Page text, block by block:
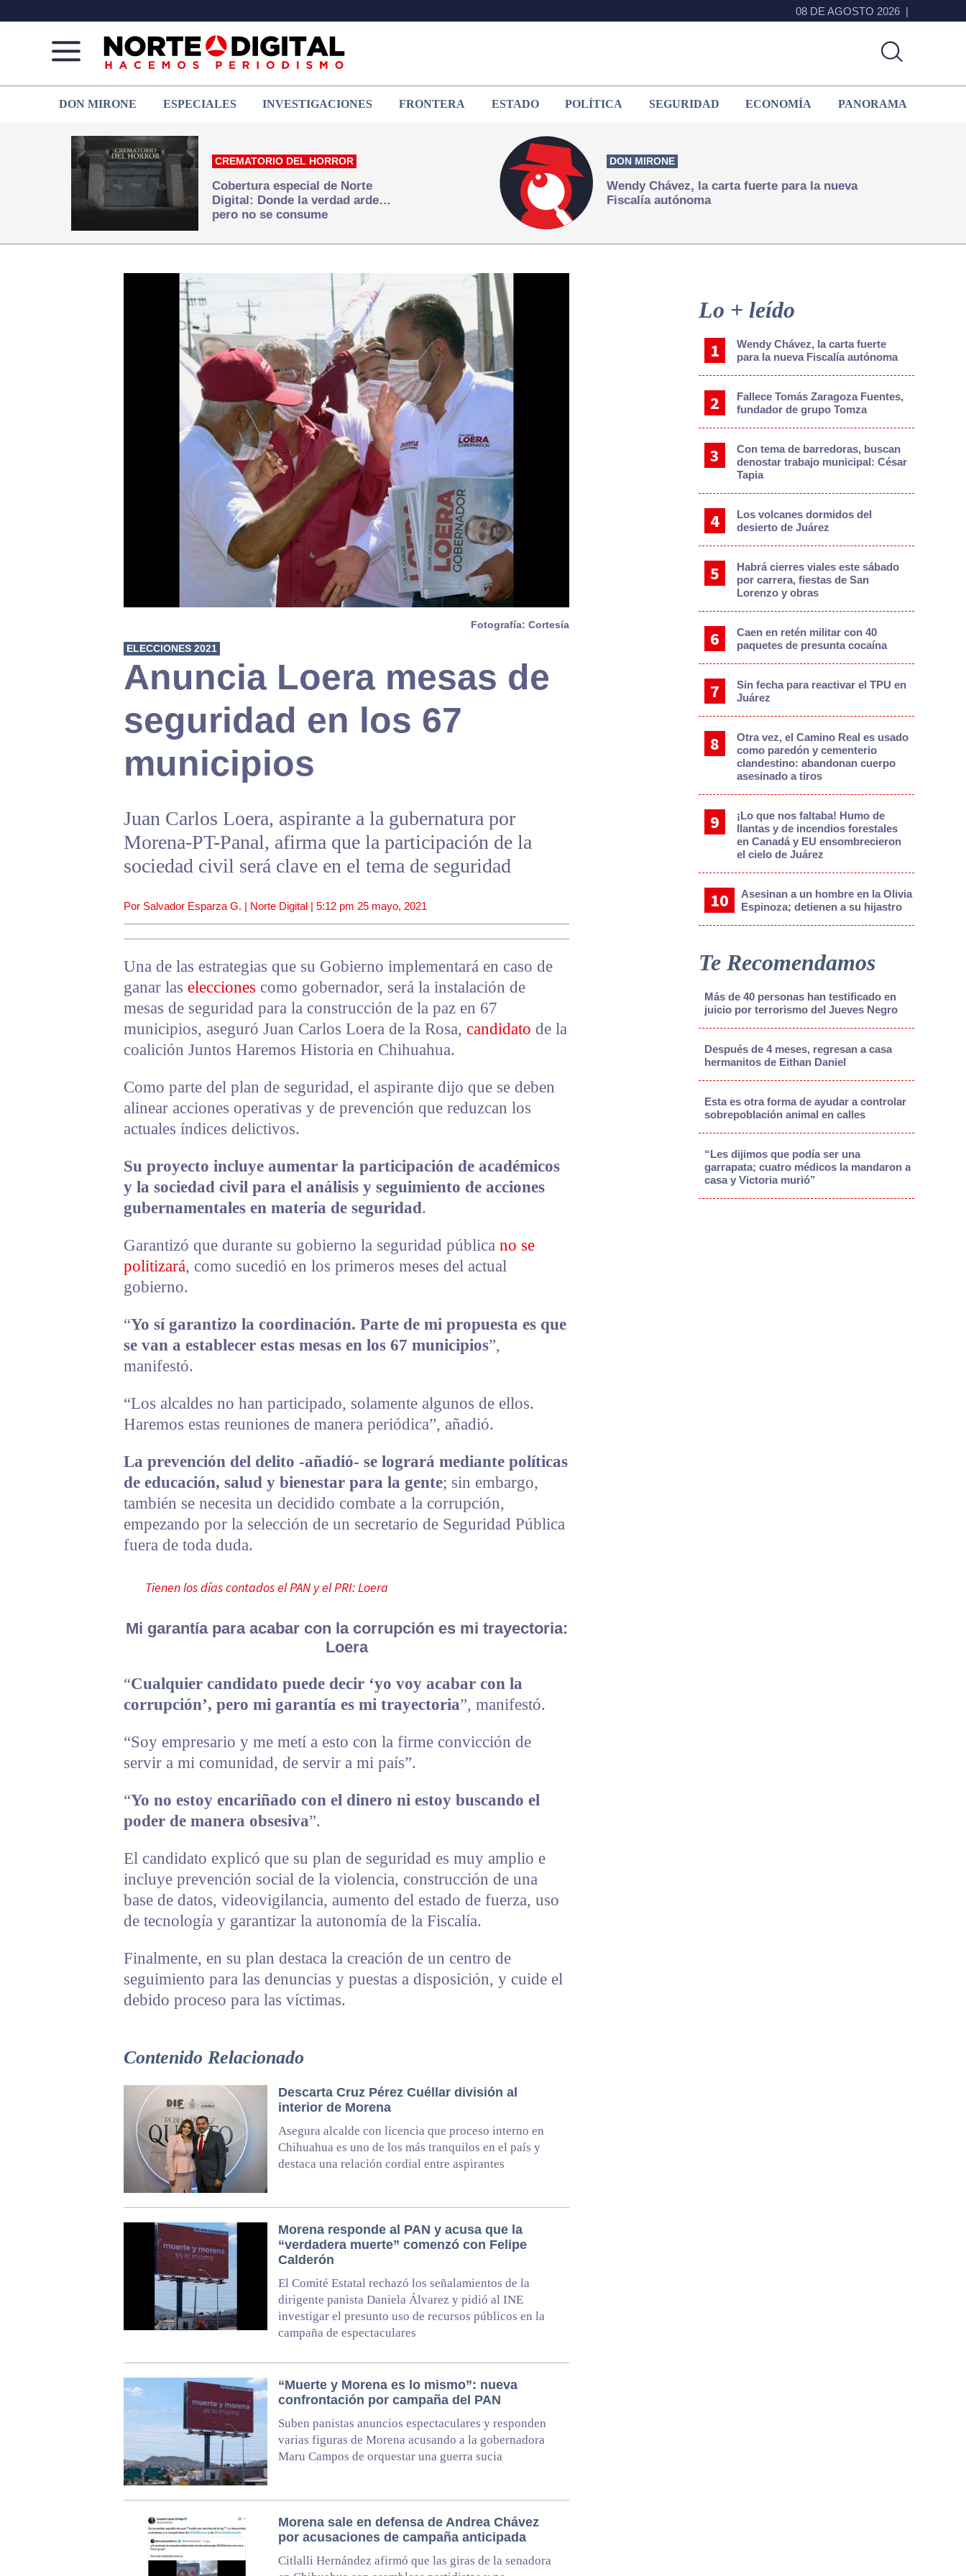
08 DE AGOSTO 2026
de
Juárez
que
hacemos periodismo
DON MIRONE ESPECIALES INVESTIGACIONES FRONTERA ESTADO POLÍTICA SEGURIDAD ECONOMÍA PANORAMA
CREMATORIO DEL HORROR
Cobertura especial de Norte
Digital: Donde la verdad arde…
pero no se consume
DON MIRONE
Wendy Chávez, la carta fuerte para la nueva
Fiscalía autónoma
Fotografía: Cortesía
ELECCIONES 2021
Anuncia Loera mesas de
seguridad en los 67
municipios
Juan Carlos Loera, aspirante a la gubernatura por
Morena-PT-Panal, afirma que la participación de la
sociedad civil será clave en el tema de seguridad
Por Salvador Esparza G. | Norte Digital | 5:12 pm 25 mayo, 2021
Una de las estrategias que su Gobierno implementará en caso de
ganar las elecciones como gobernador, será la instalación de
mesas de seguridad para la construcción de la paz en 67
municipios, aseguró Juan Carlos Loera de la Rosa, candidato de la
coalición Juntos Haremos Historia en Chihuahua.
Como parte del plan de seguridad, el aspirante dijo que se deben
alinear acciones operativas y de prevención que reduzcan los
actuales índices delictivos.
Su proyecto incluye aumentar la participación de académicos
y la sociedad civil para el análisis y seguimiento de acciones
gubernamentales en materia de seguridad.
Garantizó que durante su gobierno la seguridad pública no se
politizará, como sucedió en los primeros meses del actual
gobierno.
“Yo sí garantizo la coordinación. Parte de mi propuesta es que
se van a establecer estas mesas en los 67 municipios”,
manifestó.
“Los alcaldes no han participado, solamente algunos de ellos.
Haremos estas reuniones de manera periódica”, añadió.
La prevención del delito -añadió- se logrará mediante políticas
de educación, salud y bienestar para la gente; sin embargo,
también se necesita un decidido combate a la corrupción,
empezando por la selección de un secretario de Seguridad Pública
fuera de toda duda.
Tienen los días contados el PAN y el PRI: Loera
Mi garantía para acabar con la corrupción es mi trayectoria:
Loera
“Cualquier candidato puede decir ‘yo voy acabar con la
corrupción’, pero mi garantía es mi trayectoria”, manifestó.
“Soy empresario y me metí a esto con la firme convicción de
servir a mi comunidad, de servir a mi país”.
“Yo no estoy encariñado con el dinero ni estoy buscando el
poder de manera obsesiva”.
El candidato explicó que su plan de seguridad es muy amplio e
incluye prevención social de la violencia, construcción de una
base de datos, videovigilancia, aumento del estado de fuerza, uso
de tecnología y garantizar la autonomía de la Fiscalía.
Finalmente, en su plan destaca la creación de un centro de
seguimiento para las denuncias y puestas a disposición, y cuide el
debido proceso para las víctimas.
Contenido Relacionado
Descarta Cruz Pérez Cuéllar división al
interior de Morena
Asegura alcalde con licencia que proceso interno en
Chihuahua es uno de los más tranquilos en el país y
destaca una relación cordial entre aspirantes
Morena responde al PAN y acusa que la
“verdadera muerte” comenzó con Felipe
Calderón
El Comité Estatal rechazó los señalamientos de la
dirigente panista Daniela Álvarez y pidió al INE
investigar el presunto uso de recursos públicos en la
campaña de espectaculares
“Muerte y Morena es lo mismo”: nueva
confrontación por campaña del PAN
Suben panistas anuncios espectaculares y responden
varias figuras de Morena acusando a la gobernadora
Maru Campos de orquestar una guerra sucia
Morena sale en defensa de Andrea Chávez
por acusaciones de campaña anticipada
Citlalli Hernández afirmó que las giras de la senadora
Sidebar
Lo + leído
Wendy Chávez, la carta fuerte
para la nueva Fiscalía autónoma
Fallece Tomás Zaragoza Fuentes,
fundador de grupo Tomza
Con tema de barredoras, buscan
denostar trabajo municipal: César
Tapia
Los volcanes dormidos del
desierto de Juárez
Habrá cierres viales este sábado
por carrera, fiestas de San
Lorenzo y obras
Caen en retén militar con 40
paquetes de presunta cocaína
Sin fecha para reactivar el TPU en
Juárez
Otra vez, el Camino Real es usado
como paredón y cementerio
clandestino: abandonan cuerpo
asesinado a tiros
¡Lo que nos faltaba! Humo de
llantas y de incendios forestales
en Canadá y EU ensombrecieron
el cielo de Juárez
Asesinan a un hombre en la Olivia
Espinoza; detienen a su hijastro
Te Recomendamos
Más de 40 personas han testificado en
juicio por terrorismo del Jueves Negro
Después de 4 meses, regresan a casa
hermanitos de Eithan Daniel
Esta es otra forma de ayudar a controlar
sobrepoblación animal en calles
“Les dijimos que podía ser una
garrapata; cuatro médicos la mandaron a
casa y Victoria murió”